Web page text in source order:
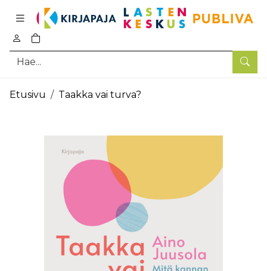
Hae
0
tuotetta ostoskorissa
Pääsisältö
Etusivu Taakka vai turva?